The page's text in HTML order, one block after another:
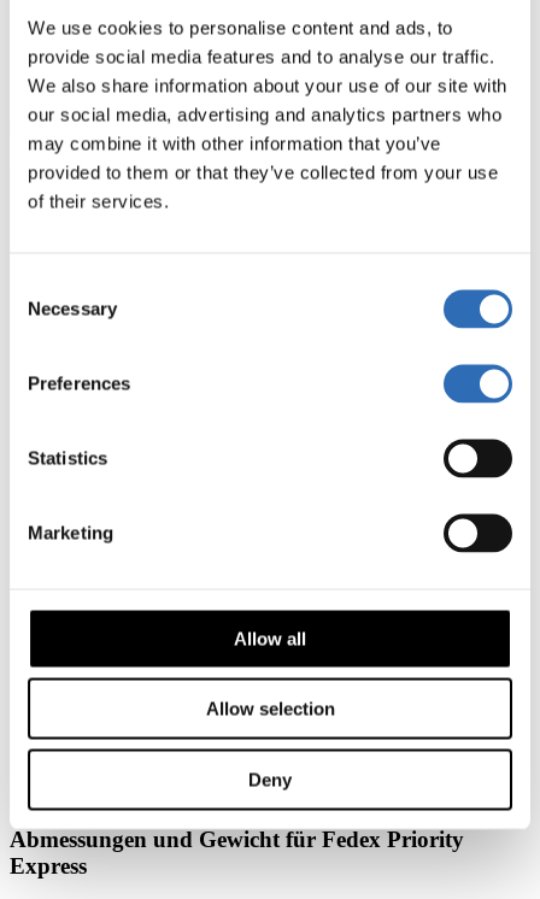
We use cookies to personalise content and ads, to
provide social media features and to analyse our traffic.
We also share information about your use of our site with
our social media, advertising and analytics partners who
may combine it with other information that you’ve
provided to them or that they’ve collected from your use
of their services.
Selection
Necessary
Preferences
Statistics
Marketing
Allow all
Allow selection
Deny
Zustellung bis Mittag des nächsten Werktags
Sie können Pakete mit einem Gewicht von bis zu 68 kg
versenden
FedEx Priority Express
Versandart
Sendung
Maximalmaße pro
274 cm Länge, 330 cm in Gurtmaß
Abholung
gleichen Tag
Abmessungen und Gewicht für Fedex Priority
Express